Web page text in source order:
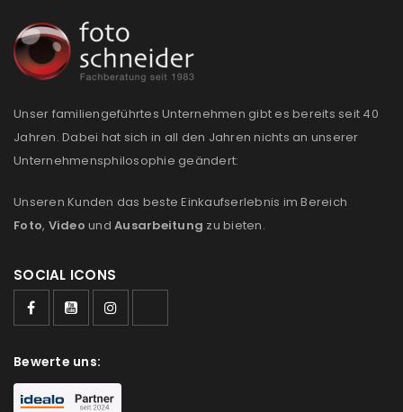
Unser familiengeführtes Unternehmen gibt es bereits seit 40
Jahren. Dabei hat sich in all den Jahren nichts an unserer
Unternehmensphilosophie geändert:
Unseren Kunden das beste Einkaufserlebnis im Bereich
Foto, Video und Ausarbeitung zu bieten.
SOCIAL ICONS
Bewerte uns: